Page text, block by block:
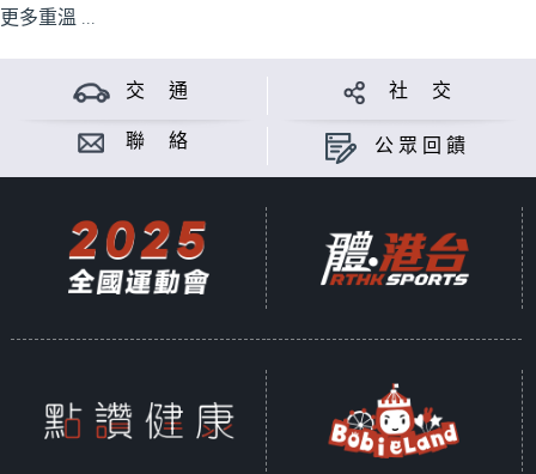
更多重溫 ...
交 通 社 交
聯 絡 公眾回饋